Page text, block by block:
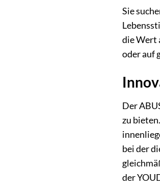
Sie
die Wert
oder auf
Der
zu
bei der
der